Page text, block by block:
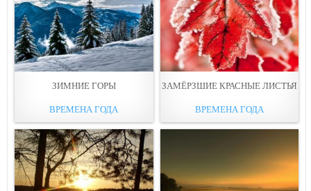
ЗИМНИЕ ГОРЫ
ВРЕМЕНА ГОДА
ЗАМЁРЗШИЕ КРАСНЫЕ ЛИСТЬЯ
ВРЕМЕНА ГОДА